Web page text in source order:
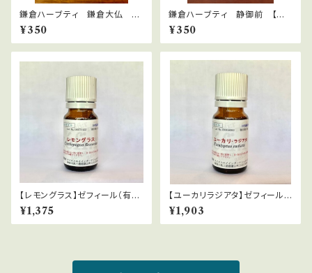
鎌倉ハーブティ 鎌倉大仏
【ティーバッグ】1.5g×2bags
¥350
鎌倉ハーブティ 静御前 【ティ
ーバッグ】２.０g×2bags
¥350
【レモングラス】ゼフィール（有機
栽培）Cymbopogon citratus
¥1,375
【ユーカリラジアタ】ゼフィール
（有機栽培）Eucalyptus radiat
a
¥1,903